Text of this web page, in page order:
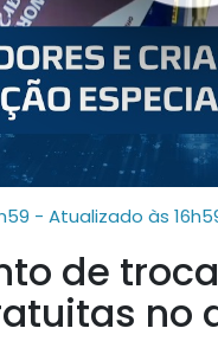
- Atualizado às
de
no